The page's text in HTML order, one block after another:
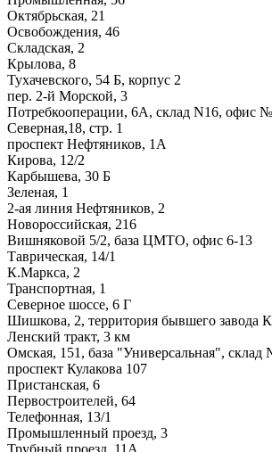
Октябрьская, 21
Освобождения, 46
Складская, 2
Крылова, 8
Тухачевского, 54 Б, корпус 2
пер. 2-й Морской, 3
Потребкооперации, 6А, склад N16, офис
Северная,18, стр. 1
проспект Нефтяников, 1А
Кирова, 12/2
Карбышева, 30 Б
Зеленая, 1
2-ая линия Нефтяников, 2
Новороссийская, 216
Вишняковой 5/2, база ЦМТО, офис 6-13
Таврическая, 14/1
К.Маркса, 2
Транспортная, 1
Северное шоссе, 6 Г
Шишкова, 2, территория бывшего
Ленский тракт, 3 км
Омская, 151, база "Универсальная", склад
проспект Кулакова 107
Пристанская, 6
Первостроителей, 64
Телефонная, 13/1
Промышленный проезд, 3
Трубный проезд, 11А